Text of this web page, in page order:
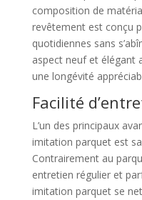
composition de
revêtement est conçu
quotidiennes sans
aspect neuf et élégant
une longévité
Facilité
L’un des principaux
imitation parquet est
Contrairement au
entretien régulier et
imitation parquet se